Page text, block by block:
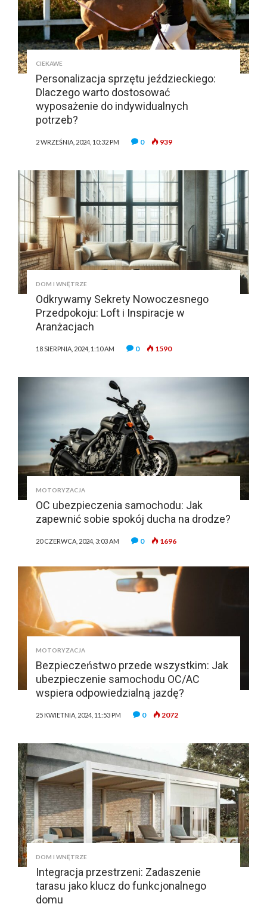
CIEKAWE
Personalizacja sprzętu jeździeckiego:
Dlaczego warto dostosować
wyposażenie do indywidualnych
potrzeb?
2 WRZEŚNIA, 2024, 10:32 PM 0 939
DOM I WNĘTRZE
Odkrywamy Sekrety Nowoczesnego
Przedpokoju: Loft i Inspiracje w
Aranżacjach
18 SIERPNIA, 2024, 1:10 AM 0 1590
MOTORYZACJA
OC ubezpieczenia samochodu: Jak
zapewnić sobie spokój ducha na drodze?
20 CZERWCA, 2024, 3:03 AM 0 1696
MOTORYZACJA
Bezpieczeństwo przede wszystkim: Jak
ubezpieczenie samochodu OC/AC
wspiera odpowiedzialną jazdę?
25 KWIETNIA, 2024, 11:53 PM 0 2072
DOM I WNĘTRZE
Integracja przestrzeni: Zadaszenie
tarasu jako klucz do funkcjonalnego
domu